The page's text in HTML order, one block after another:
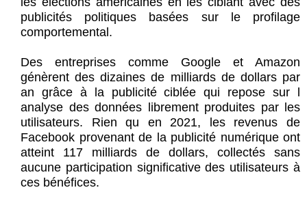
publicités politiques basées sur le profilage
comportemental.
Des entreprises comme Google et Amazon
génèrent des dizaines de milliards de dollars par
an grâce à la publicité ciblée qui repose sur l
analyse des données librement produites par les
utilisateurs. Rien qu en 2021, les revenus de
Facebook provenant de la publicité numérique ont
atteint 117 milliards de dollars, collectés sans
aucune participation significative des utilisateurs à
ces bénéfices.